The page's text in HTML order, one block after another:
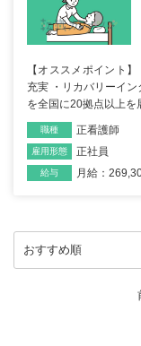
【オススメポイント
充実 ・リカバリーイ
を全国に20拠点以上を
職種 正看護師
雇用形態 正社員
給与 月給：